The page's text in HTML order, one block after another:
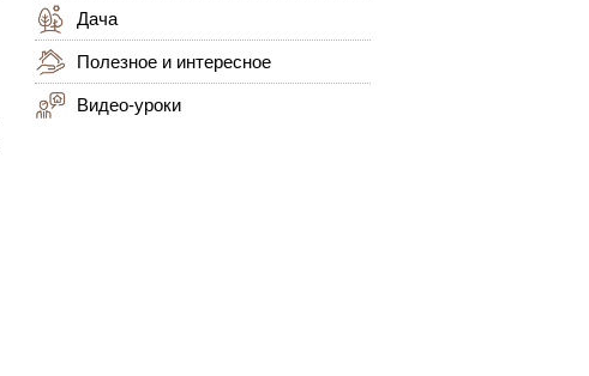
Дача
Полезное и интересное
Видео-уроки